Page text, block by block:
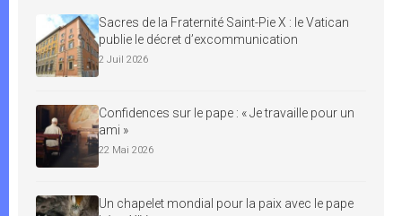
Sacres de la Fraternité Saint-Pie X : le Vatican
publie le décret d’excommunication
2 Juil 2026
Confidences sur le pape : « Je travaille pour un
ami »
22 Mai 2026
Un chapelet mondial pour la paix avec le pape